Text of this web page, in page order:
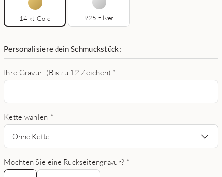
14 kt Gold 925 zilver
Personalisiere dein Schmuckstück:
Ihre Gravur: (Bis zu 12 Zeichen) *
Kette wählen *
Ohne Kette
Möchten Sie eine Rückseitengravur? *
Nein